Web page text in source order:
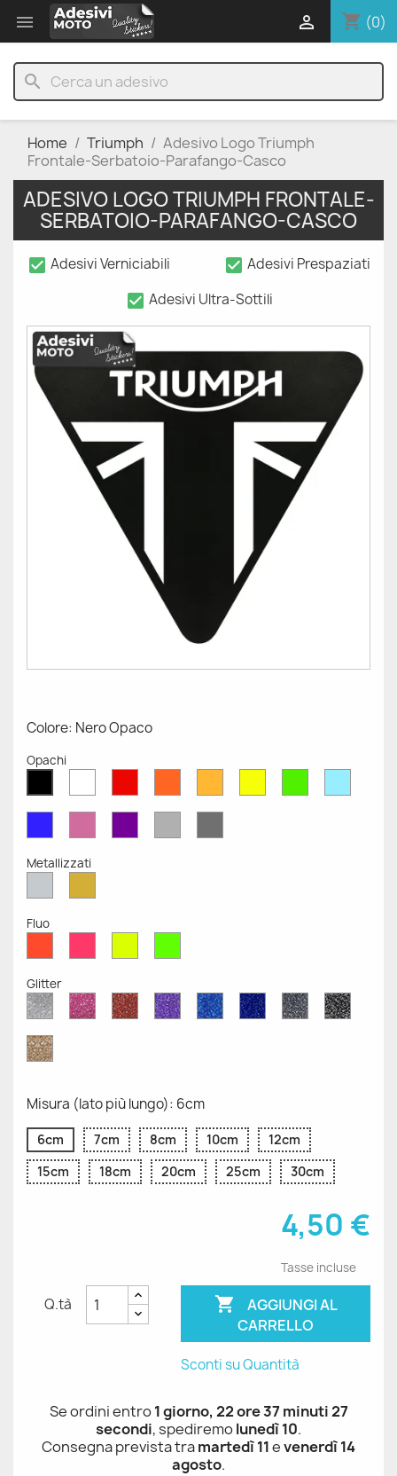
 shopping_cart (0)

search
Home Triumph
Adesivo Logo Triumph
Frontale-Serbatoio-Parafango-Casco
ADESIVO LOGO TRIUMPH FRONTALE-
SERBATOIO-PARAFANGO-CASCO
check_box Adesivi Verniciabili check_box Adesivi Prespaziati
check_box Adesivi Ultra-Sottili
Colore: Nero Opaco
Opachi
Opaco OpacoOpacoOpacoOpacoOpacoOpacoOpaco
OpacoOpacoOpacoChiaroScuro
Metallizzati
MetallizzatoMetallizzato
Fluo
Fluo
Fluo
Fluo
Fluo
Glitter
Diamante
Glitter
Rosa
Glitter
Rosso
Glitter
Viola
Glitter
Blu
Zaffiro
Blu
Cobalto
Grigio
Glitter
Nero
Glitter
Oro
Glitter
Misura (lato più lungo): 6cm
6cm 7cm 8cm 10cm
12cm
15cm
18cm 20cm 25cm 30cm
4,50 €
Tasse incluse
Q.tà 
CARRELLO
Sconti su Quantità
Se ordini entro1 giorno, 22 ore 37 minuti 27
secondi, spediremolunedì 10.
Consegna prevista tramartedì 11evenerdì 14
agosto.